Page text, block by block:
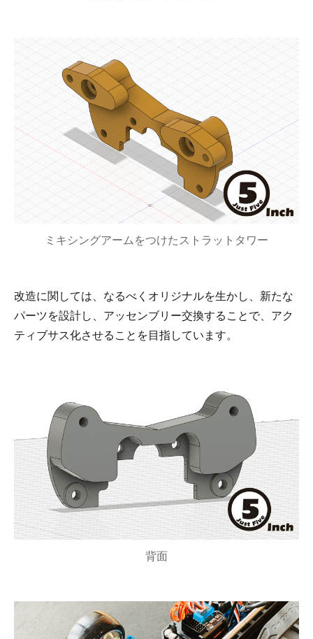
ミキシングアームをつけたストラットタワー
改造に関しては、なるべくオリジナルを生かし、新たな
パーツを設計し、アッセンブリー交換することで、アク
ティブサス化させることを目指しています。
背面